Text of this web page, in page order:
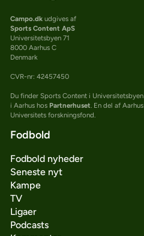
Campo.dkudgives af
Sports Content ApS
Universitetsbyen 71
8000 Aarhus C
Denmark
CVR-nr: 42457450
Du finder Sports Content i Universitetsbyen
i Aarhus hos Partnerhuset . En del af Aarhus
Universitets forskningsfond.
Fodbold
Fodbold nyheder
Seneste nyt
Kampe
TV
Ligaer
Podcasts